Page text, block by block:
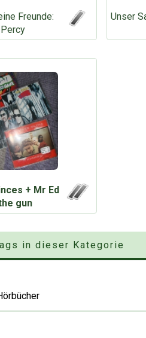
Freunde:
Unser
+ Mr Ed
gun
in dieser Kategorie